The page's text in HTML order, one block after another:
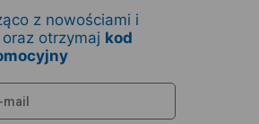
z nowościami i
otrzymaj kod